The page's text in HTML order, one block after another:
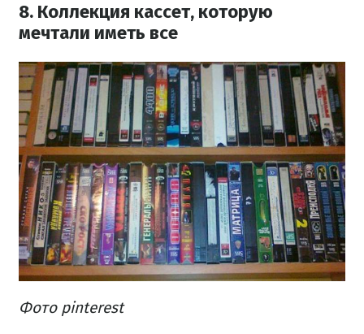
8. Коллекция кассет, которую
мечтали иметь все
Фото pinterest